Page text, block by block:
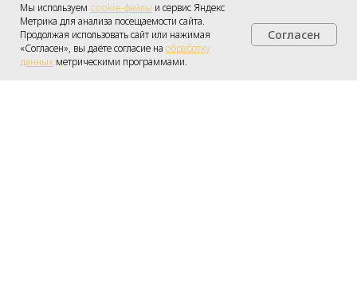
Мы используем cookie-файлы и сервис Яндекс
Метрика для анализа посещаемости сайта.
Продолжая использовать сайт или нажимая
«Согласен», вы даёте согласие на обработку
данных метрическими программами.
Согласен
Получить консультацию